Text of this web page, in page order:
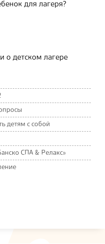
для лагеря?
о детском лагере
детям с собой
СПА & Релакс»